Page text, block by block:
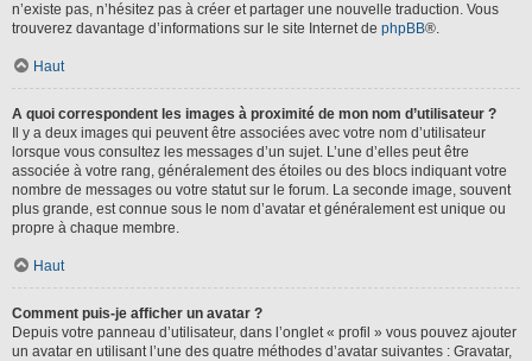
n’existe pas, n’hésitez pas à créer et partager une nouvelle traduction. Vous
trouverez davantage d’informations sur le site Internet de phpBB®.
Haut
A quoi correspondent les images à proximité de mon nom d’utilisateur ?
Il y a deux images qui peuvent être associées avec votre nom d’utilisateur
lorsque vous consultez les messages d’un sujet. L’une d’elles peut être
associée à votre rang, généralement des étoiles ou des blocs indiquant votre
nombre de messages ou votre statut sur le forum. La seconde image, souvent
plus grande, est connue sous le nom d’avatar et généralement est unique ou
propre à chaque membre.
Haut
Comment puis-je afficher un avatar ?
Depuis votre panneau d’utilisateur, dans l’onglet « profil » vous pouvez ajouter
un avatar en utilisant l’une des quatre méthodes d’avatar suivantes : Gravatar,